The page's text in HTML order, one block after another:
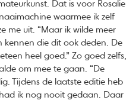
Dat is voor Rosalie
waarmee ik zelf
me uit. “Maar ik wilde meer
kennen die dit ook deden. De
heel goed.” Zo goed zelfs,
om mee te gaan. “De
Tijdens de laatste editie heb
ik nog nooit gedaan. Daar